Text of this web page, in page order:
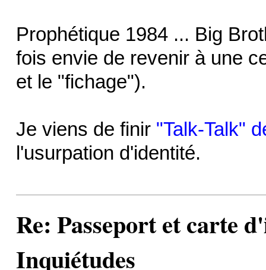
Prophétique 1984 ... Big
fois envie de revenir à une
et le "fichage").
Je viens de finir "Talk-Talk"
l'usurpation d'identité.
Re: Passeport et carte
Inquiétudes